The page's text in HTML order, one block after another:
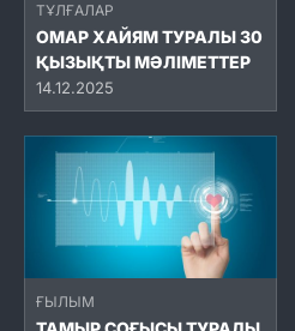
ТҰЛҒАЛАР
ОМАР ХАЙЯМ ТУРАЛЫ 30
ҚЫЗЫҚТЫ МӘЛІМЕТТЕР
14.12.2025
ҒЫЛЫМ